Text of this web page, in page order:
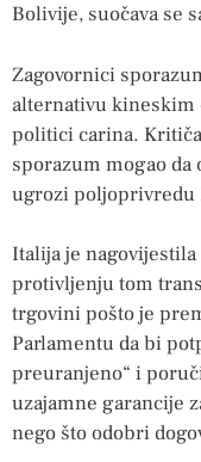
Bolivije, suočava se
Zagovornici
alternativu kineskim
politici carina.
sporazum mogao
ugrozi poljoprivredu
Italija je
protivljenju tom
trgovini pošto je
Parlamentu da bi
preuranjeno“ i
uzajamne garancije
nego što odobri